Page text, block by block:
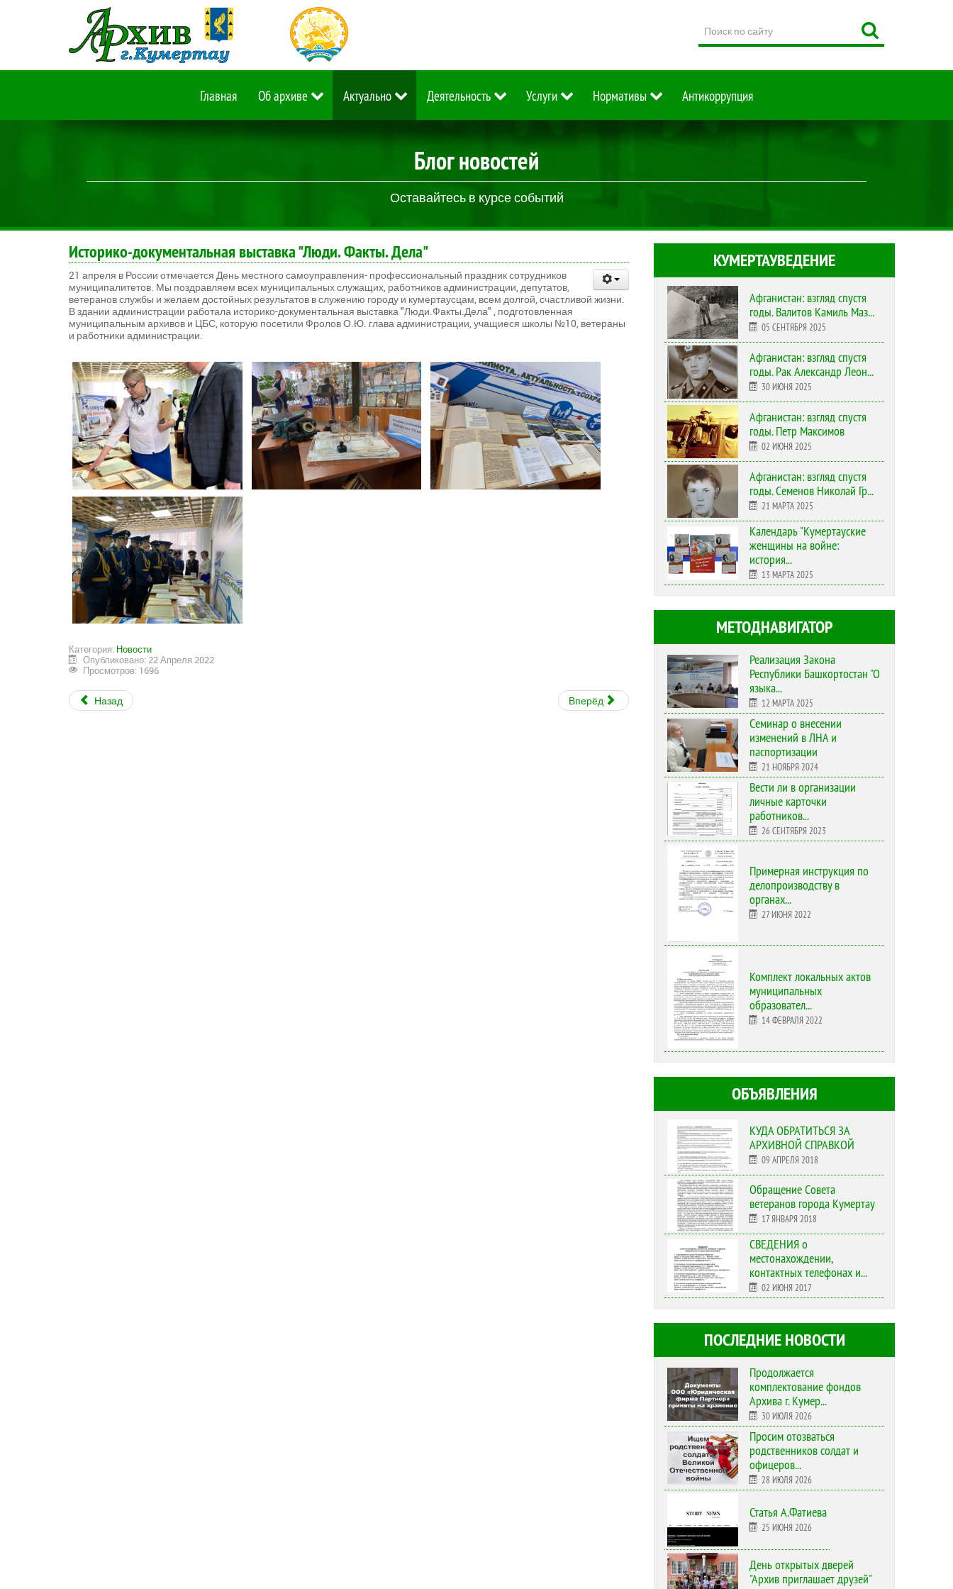
по
сайту
Главная Об архиве Актуально Деятельность Услуги Нормативы Антикоррупция
Блог новостей
Оставайтесь в курсе событий
Историко-документальная выставка "Люди. Факты. Дела"
21 апреля в России отмечается День местного самоуправления- профессиональный праздник сотрудников
муниципалитетов. Мы поздравляем всех муниципальных служащих, работников администрации, депутатов,
ветеранов службы и желаем достойных результатов в служению городу и кумертаусцам, всем долгой, счастливой жизни.
В здании администрации работала историко-документальная выставка "Люди.Факты.Дела" , подготовленная
муниципальным архивов и ЦБС, которую посетили Фролов О.Ю. глава администрации, учащиеся школы №10, ветераны
и работники администрации.
Категория: Новости
Опубликовано: 22 Апреля 2022
Просмотров: 1696
Назад Вперёд
КУМЕРТАУВЕДЕНИЕ
Афганистан: взгляд спустя
годы. Валитов Камиль Маз...
05 СЕНТЯБРЯ 2025
Афганистан: взгляд спустя
годы. Рак Александр Леон...
30 ИЮНЯ 2025
Афганистан: взгляд спустя
годы. Петр Максимов
02 ИЮНЯ 2025
Афганистан: взгляд спустя
годы. Семенов Николай Гр...
21 МАРТА 2025
Календарь "Кумертауские
женщины на войне:
история...
13 МАРТА 2025
МЕТОДНАВИГАТОР
Реализация Закона
Республики Башкортостан "О
языка...
12 МАРТА 2025
Cеминар о внесении
изменений в ЛНА и
паспортизации
21 НОЯБРЯ 2024
Вести ли в организации
личные карточки
работников...
26 СЕНТЯБРЯ 2023
Примерная инструкция по
делопроизводству в
органах...
27 ИЮНЯ 2022
Комплект локальных актов
муниципальных
образовател...
14 ФЕВРАЛЯ 2022
ОБЪЯВЛЕНИЯ
КУДА ОБРАТИТЬСЯ ЗА
АРХИВНОЙ СПРАВКОЙ
09 АПРЕЛЯ 2018
Обращение Совета
ветеранов города Кумертау
17 ЯНВАРЯ 2018
СВЕДЕНИЯ о
местонахождении,
контактных телефонах и...
02 ИЮНЯ 2017
ПОСЛЕДНИЕ НОВОСТИ
Продолжается
комплектование фондов
Архива г. Кумер...
30 ИЮЛЯ 2026
Просим отозваться
родственников солдат и
офицеров...
28 ИЮЛЯ 2026
Статья А.Фатиева
25 ИЮНЯ 2026
День открытых дверей
"Архив приглашает друзей"